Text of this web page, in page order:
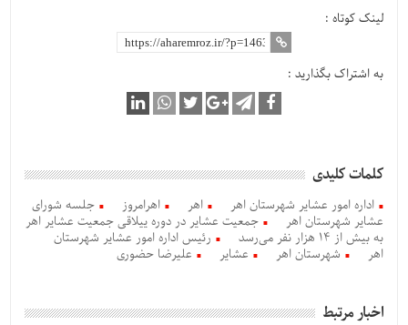
لینک کوتاه :
به اشتراک بگذارید :
کلمات کلیدی
اداره امور عشایر شهرستان اهر اهر اهرامروز
جلسه شورای
عشایر شهرستان اهر
جمعیت عشایر در دوره ییلاقی جمعیت عشایر اهر
به بیش از 14 هزار نفر می‌رسد
رئیس اداره امور عشایر شهرستان
اهر
شهرستان اهر عشایر علیرضا حضوری
اخبار مرتبط